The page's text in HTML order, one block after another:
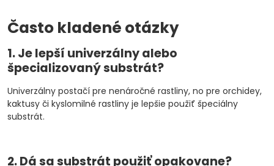
Často kladené otázky
1. Je lepší univerzálny alebo
špecializovaný substrát?
Univerzálny postačí pre nenáročné rastliny, no pre orchidey,
kaktusy či kyslomilné rastliny je lepšie použiť špeciálny
substrát.
2. Dá sa substrát použiť opakovane?